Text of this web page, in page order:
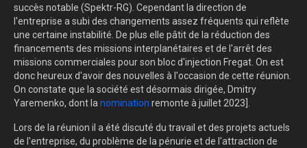
succès notable (Spektr-RG). Cependant la direction de
l'entreprise a subi des changements assez fréquents qui reflète
une certaine instabilité. De plus elle pâtit de la réduction des
financements des missions interplanétaires et de l'arrêt des
missions commerciales pour son bloc d'injection Fregat. On est
donc heureux d'avoir des nouvelles à l'occasion de cette réunion.
On constate que la société est désormais dirigée, Dmitry
Yaremenko, dont la nomination remonte à juillet 2023].
Lors de la réunion il a été discuté du travail et des projets actuels
de l'entreprise, du problème de la pénurie et de l'attraction de